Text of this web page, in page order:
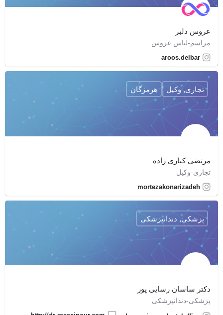
عروس دلبر
مراسم-لباس عروس
aroos.delbar
مرتضی کناری زاده
تجاری-وکیل
mortezakonarizadeh
تجاری, وکیل هرمزگان
دکتر ساسان رسایی پور
پزشکی-دندانپزشکی
پزشکی, دندانپزشکی